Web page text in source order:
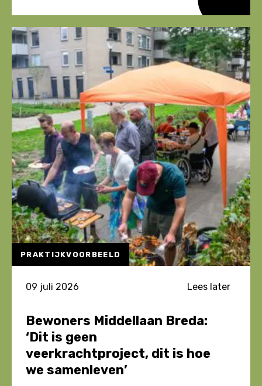
meer
Lessen
van
zeven
jaar
Verduurzaming
van
Kwetsbare
Wijken
PRAKTIJKVOORBEELD
09 juli 2026 Lees later
Bewoners Middellaan Breda:
‘Dit is geen
veerkrachtproject, dit is hoe
we samenleven’